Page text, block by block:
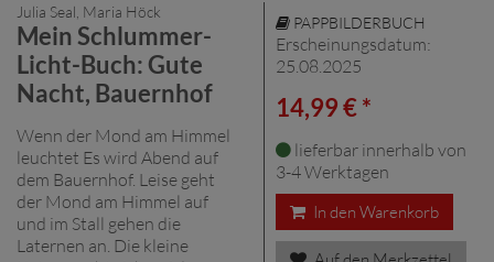
Julia Seal, Maria Höck
Mein Schlummer-
Licht-Buch: Gute
Nacht, Bauernhof
Wenn der Mond am Himmel
leuchtet Es wird Abend auf
dem Bauernhof. Leise geht
der Mond am Himmel auf
und im Stall gehen die
Laternen an. Die kleine
PAPPBILDERBUCH
Erscheinungsdatum:
25.08.2025
14,99 € *
lieferbar innerhalb von
3-4 Werktagen
In den Warenkorb